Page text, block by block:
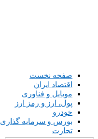
صفحه نخست
اقتصاد ایران
موبایل و فناوری
پول، ارز و رمز ارز
خودرو
بورس و سرمایه گذاری
تجارت